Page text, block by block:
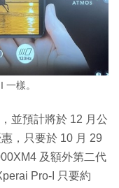
樣。
並預計將於 12 月公
，只要於 10 月 29
及額外第二代
Pro-I 只要約